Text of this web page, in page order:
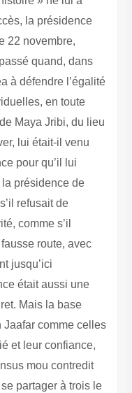
la présidence
22 novembre,
quand, dans
à défendre l’égalité
en toute
Maya Jribi, du lieu
lui était-il venu
pour qu’il lui
présidence de
refusait de
comme s’il
route, avec
jusqu’ici
était aussi une
Mais la base
comme celles
et leur confiance,
mou contredit
partager à trois le